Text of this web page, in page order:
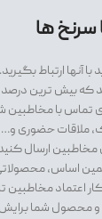
آنها ارتباط
که بیش ترین درصد
با مخاطبین
ملاقات حضوری
مخاطبین ارسال
اساس،
اعتماد مخاطبین
شما برایش